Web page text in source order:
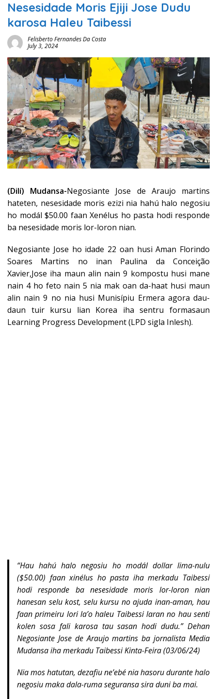
Nesesidade Moris Ejiji Jose Dudu
karosa Haleu Taibessi
Felisberto Fernandes Da Costa
July 3, 2024
(Dilí) Mudansa-Negosiante Jose de Araujo martins
hateten, nesesidade moris ezizi nia hahú halo negosiu
ho modál $50.00 faan Xenélus ho pasta hodi responde
ba nesesidade moris lor-loron nian.
Negosiante Jose ho idade 22 oan husi Aman Florindo
Soares Martins no inan Paulina da Conceição
Xavier,Jose iha maun alin nain 9 kompostu husi mane
nain 4 ho feto nain 5 nia mak oan da-haat husi maun
alin nain 9 no nia husi Munisípiu Ermera agora dau-
daun tuir kursu lian Korea iha sentru formasaun
Learning Progress Development (LPD sigla Inlesh).
“Hau hahú halo negosiu ho modál dollar lima-nulu
($50.00) faan xinélus ho pasta iha merkadu Taibessi
hodi responde ba nesesidade moris lor-loron nian
hanesan selu kost, selu kursu no ajuda inan-aman, hau
faan primeiru lori la’o haleu Taibessi laran no hau senti
kolen sosa fali karosa tau sasan hodi dudu.” Dehan
Negosiante Jose de Araujo martins ba jornalista Media
Mudansa iha merkadu Taibessi Kinta-Feira (03/06/24)
Nia mos hatutan, dezafiu ne’ebé nia hasoru durante halo
negosiu maka dala-ruma seguransa sira duni ba mai.